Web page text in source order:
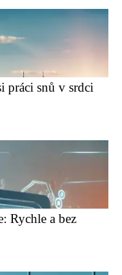
práci snů v srdci
Rychle a bez